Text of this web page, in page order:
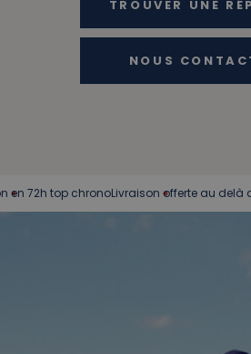
TROUVER UNE
NOUS
top chronoLivraison offerte au delà de 50€